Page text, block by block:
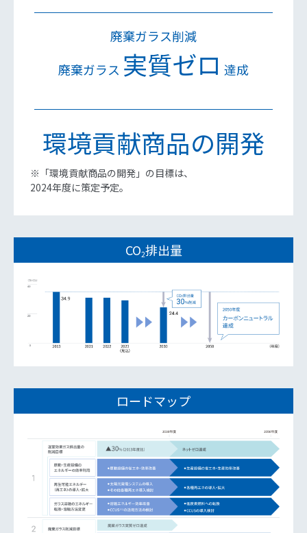
廃棄ガラス削減
廃棄ガラス 実質ゼロ 達成
環境貢献商品の開発
※「環境貢献商品の開発」の目標は、
2024年度に策定予定。
CO2排出量
ロードマップ